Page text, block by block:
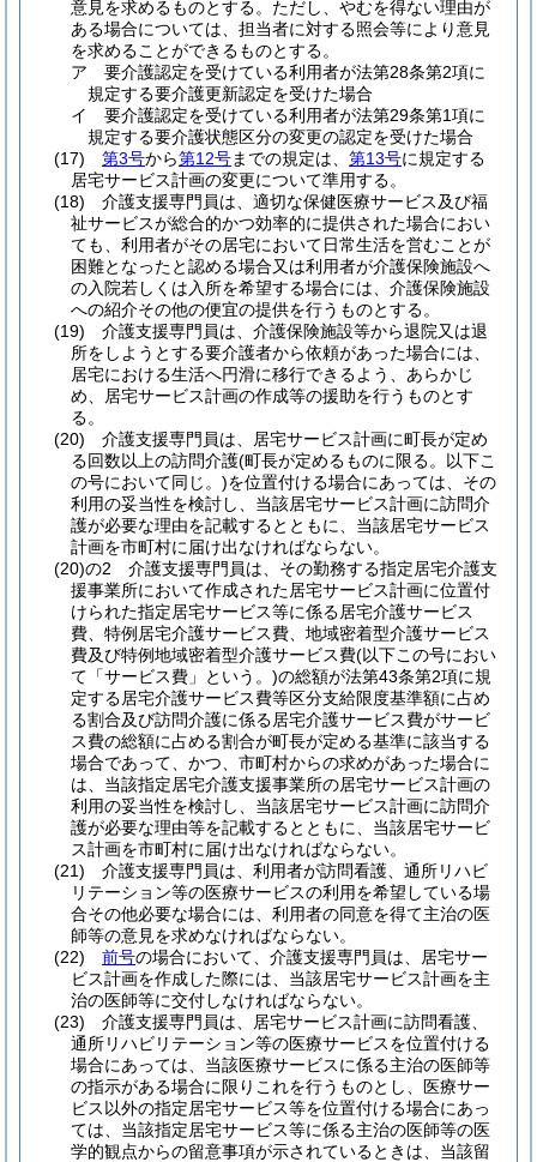
意見を求めるものとする。 ただし、やむを得ない理由が
ある場合については、担当者に対する照会等により意見
を求めることができるものとする。
ア
要介護認定を受けている利用者が法第28条第2項に
規定する要介護更新認定を受けた場合
イ
要介護認定を受けている利用者が法第29条第1項に
規定する要介護状態区分の変更の認定を受けた場合
(17)
第3号から第12号までの規定は、 第13号に規定する
居宅サービス計画の変更について準用する。
(18)
介護支援専門員は、適切な保健医療サービス及び福
祉サービスが総合的かつ効率的に提供された場合におい
ても、利用者がその居宅において日常生活を営むことが
困難となったと認める場合又は利用者が介護保険施設へ
の入院若しくは入所を希望する場合には、介護保険施設
への紹介その他の便宜の提供を行うものとする。
(19)
介護支援専門員は、介護保険施設等から退院又は退
所をしようとする要介護者から依頼があった場合には、
居宅における生活へ円滑に移行できるよう、あらかじ
め、居宅サービス計画の作成等の援助を行うものとす
る。
(20)
介護支援専門員は、居宅サービス計画に町長が定め
る回数以上の訪問介護(町長が定めるものに限る。以下こ
の号において同じ。)を位置付ける場合にあっては、その
利用の妥当性を検討し、当該居宅サービス計画に訪問介
護が必要な理由を記載するとともに、当該居宅サービス
計画を市町村に届け出なければならない。
(20)の2
介護支援専門員は、その勤務する指定居宅介護支
援事業所において作成された居宅サービス計画に位置付
けられた指定居宅サービス等に係る居宅介護サービス
費、特例居宅介護サービス費、地域密着型介護サービス
費及び特例地域密着型介護サービス費(以下この号におい
て「サービス費」という。)の総額が法第43条第2項に規
定する居宅介護サービス費等区分支給限度基準額に占め
る割合及び訪問介護に係る居宅介護サービス費がサービ
ス費の総額に占める割合が町長が定める基準に該当する
場合であって、かつ、市町村からの求めがあった場合に
は、当該指定居宅介護支援事業所の居宅サービス計画の
利用の妥当性を検討し、当該居宅サービス計画に訪問介
護が必要な理由等を記載するとともに、当該居宅サービ
ス計画を市町村に届け出なければならない。
(21)
介護支援専門員は、利用者が訪問看護、通所リハビ
リテーション等の医療サービスの利用を希望している場
合その他必要な場合には、利用者の同意を得て主治の医
師等の意見を求めなければならない。
(22)
前号の場合において、介護支援専門員は、居宅サー
ビス計画を作成した際には、当該居宅サービス計画を主
治の医師等に交付しなければならない。
(23)
介護支援専門員は、居宅サービス計画に訪問看護、
通所リハビリテーション等の医療サービスを位置付ける
場合にあっては、当該医療サービスに係る主治の医師等
の指示がある場合に限りこれを行うものとし、医療サー
ビス以外の指定居宅サービス等を位置付ける場合にあっ
ては、当該指定居宅サービス等に係る主治の医師等の医
学的観点からの留意事項が示されているときは、当該留